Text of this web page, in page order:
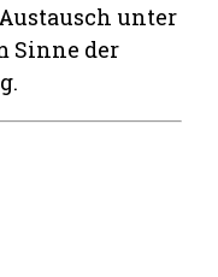
unter
Sinne der